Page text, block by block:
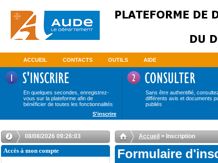
ACCUEIL CONTACTS OUTILS AIDE
En quelques secondes, enregistrez-
vous sur la plateforme afin de
bénéficier de toutes les fonctionnalités
Sans être authentifié,
différents avis et documents
publiés
S'inscrire
08/08/2026 09:26:03
Accès à mon compte
Accueil > Inscription
Formulaire